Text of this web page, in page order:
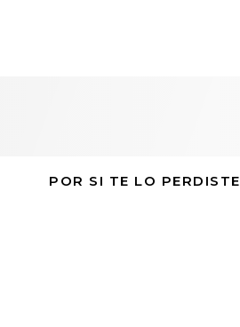
POR SI TE LO PERDISTE